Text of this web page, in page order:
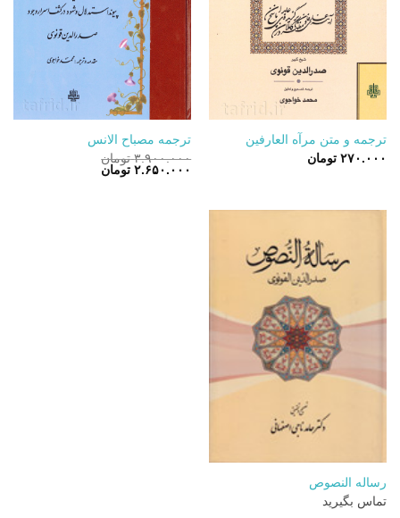
ترجمه و متن مرآه العارفین
۲۷۰.۰۰۰ تومان
ترجمه مصباح الانس
۳.۹۰۰.۰۰۰ تومان
قیمت
۲.۶۵۰.۰۰۰ تومانقیمت
رساله النصوص
تماس بگیرید